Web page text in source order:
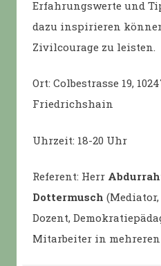
Erfahrungswerte und
dazu inspirieren
Zivilcourage zu leisten.
Ort: Colbestrasse 19,
Friedrichshain
Uhrzeit: 18-20 Uhr
Referent: Herr
Dottermusch
Dozent,
Mitarbeiter in